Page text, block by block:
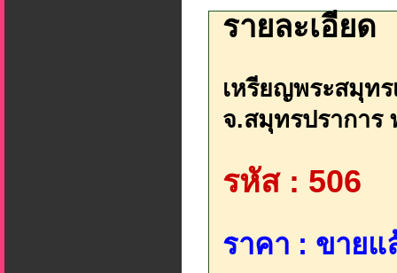
รายละเอียด
เหรียญพระสมุท
จ.สมุทรปราการ
รหัส : 506
ราคา : ขายแ